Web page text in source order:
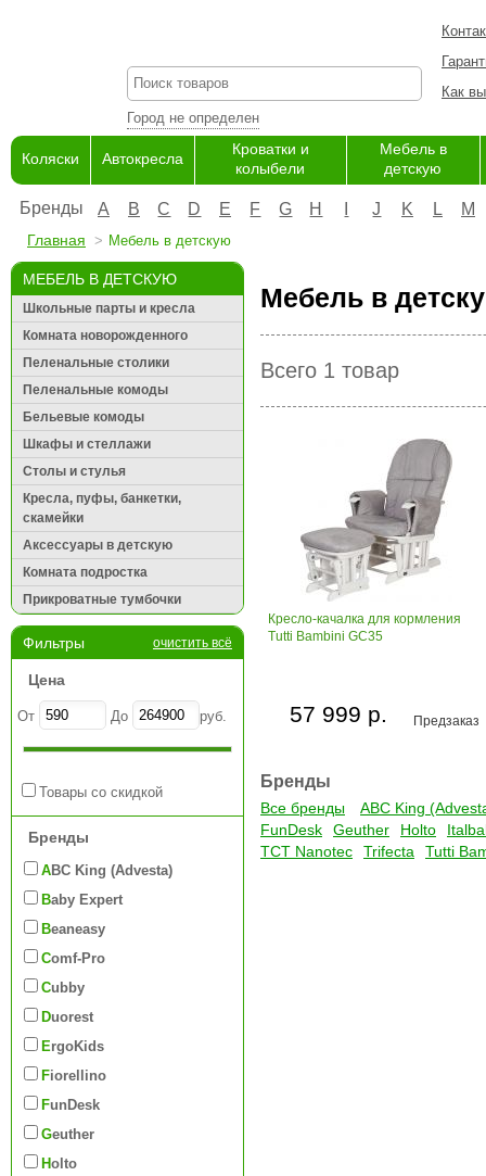
Город не определен
Как
Коляски Автокресла
Кроватки и
колыбели
Мебель в
детскую
Бренды A B C D E F G H J K L M
Главная Мебель в детскую
МЕБЕЛЬ В ДЕТСКУЮ
Школьные парты и кресла
Комната новорожденного
Пеленальные столики
Пеленальные комоды
Бельевые комоды
Шкафы и стеллажи
Столы и стулья
Кресла, пуфы, банкетки,
скамейки
Аксессуары в детскую
Комната подростка
Прикроватные тумбочки
Фильтры очистить всё
Цена
От До руб.
Товары со скидкой
Бренды
ABC King (Advesta)
Baby Expert
Beaneasy
Comf-Pro
Cubby
Duorest
ErgoKids
Fiorellino
FunDesk
Geuther
Holto
Мебель в
Всего 1 товар
Кресло-качалка для кормления
Tutti Bambini GC35
Предзаказ
57 999 р.
Бренды
Все бренды
ABC King
FunDesk
Geuther Holto
TCT Nanotec
Trifecta Tutti